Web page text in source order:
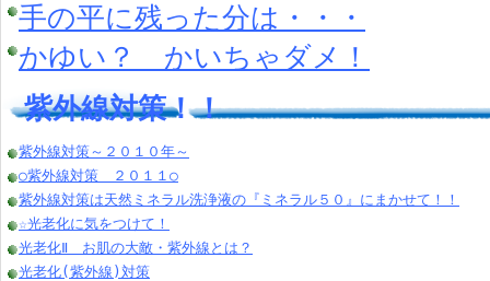
手の平に残った分は・・・
かゆい？ かいちゃダメ！
紫外線対策！！
紫外線対策～２０１０年～
○紫外線対策 ２０１１○
紫外線対策は天然ミネラル洗浄液の『ミネラル５０』にまかせて！！
☆光老化に気をつけて！
光老化Ⅱ お肌の大敵・紫外線とは？
光老化(紫外線)対策